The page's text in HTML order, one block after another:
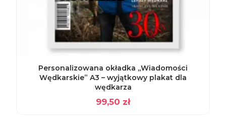
Personalizowana okładka „Wiadomości
Wędkarskie” A3 – wyjątkowy plakat dla
wędkarza
99,50 zł